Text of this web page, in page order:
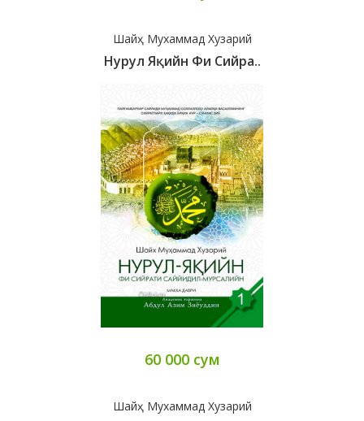
Шайҳ Мухаммад Хузарий
Нурул Яқийн Фи Сийра..
60 000 сум
Шайҳ Мухаммад Хузарий